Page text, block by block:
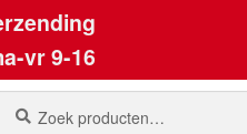
vr 9-16
naar: